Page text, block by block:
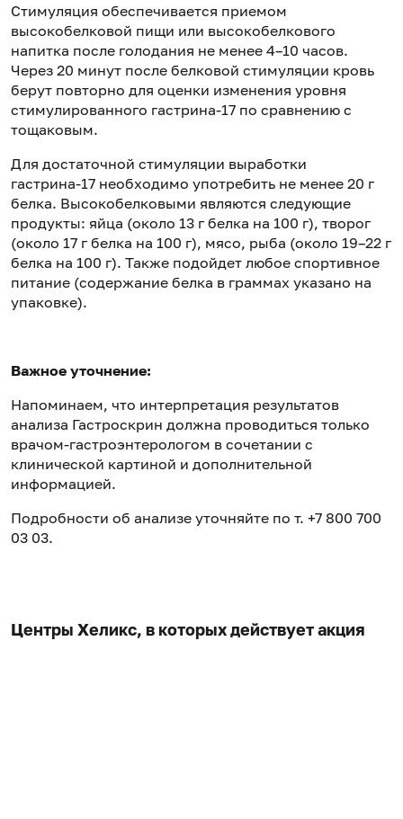
Стимуляция обеспечивается приемом
высокобелковой пищи или высокобелкового
напитка после голодания не менее 4–10 часов.
Через 20 минут после белковой стимуляции кровь
берут повторно для оценки изменения уровня
стимулированного гастрина-17 по сравнению с
тощаковым.
Для достаточной стимуляции выработки
гастрина-17 необходимо употребить не менее 20 г
белка. Высокобелковыми являются следующие
продукты: яйца (около 13 г белка на 100 г), творог
(около 17 г белка на 100 г), мясо, рыба (около 19–22 г
белка на 100 г). Также подойдет любое спортивное
питание (содержание белка в граммах указано на
упаковке).
Важное уточнение:
Напоминаем, что интерпретация результатов
анализа Гастроскрин должна проводиться только
врачом-гастроэнтерологом в сочетании с
клинической картиной и дополнительной
информацией.
Подробности об анализе уточняйте по т. +7 800 700
03 03.
Центры Хеликс, в которых действует акция